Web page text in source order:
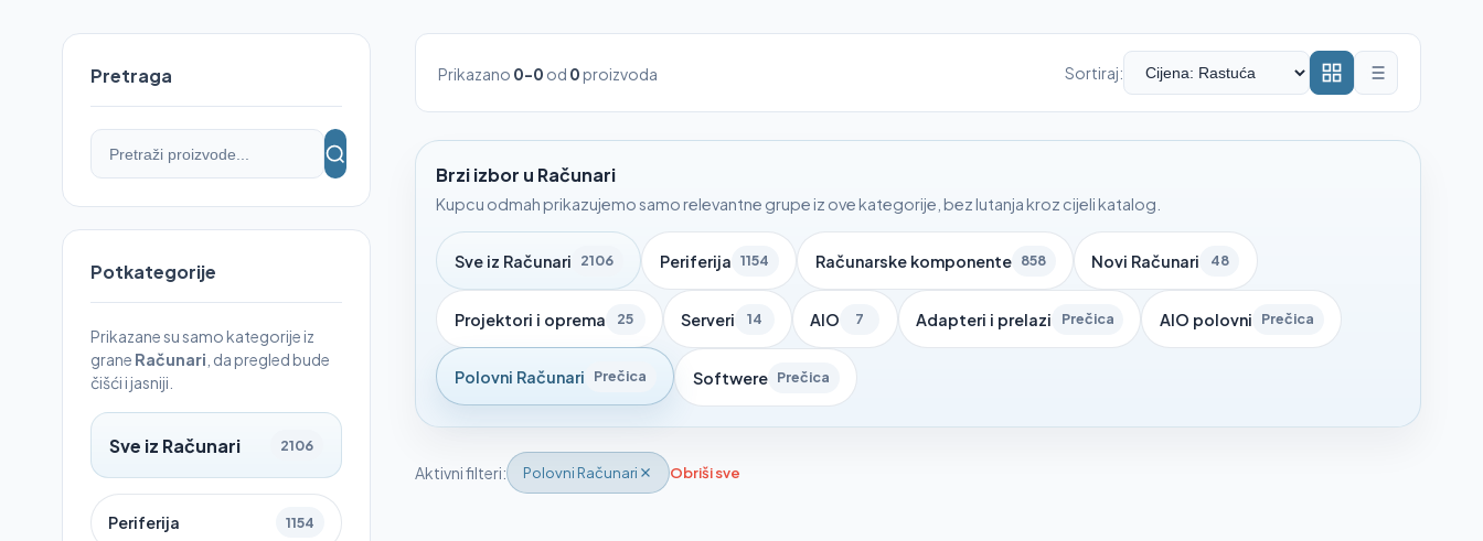
Pretraga
Potkategorije
Prikazane su samo kategorije iz
grane Računari , da pregled bude
čišći i jasniji.
Sve iz Računari 2106
Periferija 1154
Prikazano 0-0 od 0proizvoda Sortiraj:
Brzi izbor u Računari
Kupcu odmah prikazujemo samo relevantne grupe iz ove kategorije, bez lutanja kroz cijeli katalog.
Sve iz Računari 2106 Periferija 1154 Računarske komponente 858 Novi Računari 48
Projektori i oprema 25 Serveri 14 AIO 7 Adapteri i prelazi Prečica AIO polovni Prečica
Polovni Računari Prečica Softwere Prečica
Aktivni filteri: Polovni Računari Obriši sve